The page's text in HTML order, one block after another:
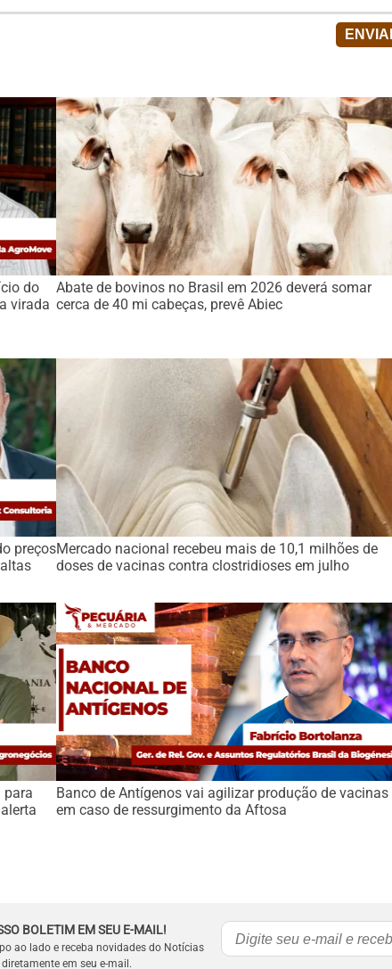
do
virada
Abate de bovinos no Brasil em 2026 deverá somar
cerca de 40 mi cabeças, prevê Abiec
preçosMercado nacional recebeu mais de 10,1 milhões de
doses de vacinas contra clostridioses em julho
para
Banco de Antígenos vai agilizar produção de vacinas
em caso de ressurgimento da Aftosa
BOLETIM EM SEU E-MAIL!
ao lado e receba novidades do Notícias
em seu e-mail.